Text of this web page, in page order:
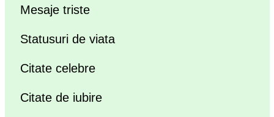
Mesaje triste
Statusuri de viata
Citate celebre
Citate de iubire